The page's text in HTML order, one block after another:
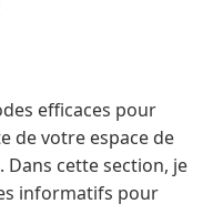
efficaces pour
de votre espace de
Dans cette section, je
informatifs pour